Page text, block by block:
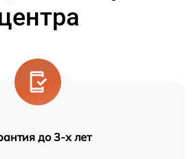
до 3-х лет